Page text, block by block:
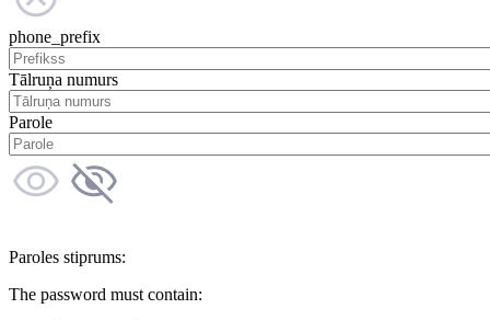
phone_prefix
Tālruņa numurs
Parole
Paroles stiprums:
The password must contain: